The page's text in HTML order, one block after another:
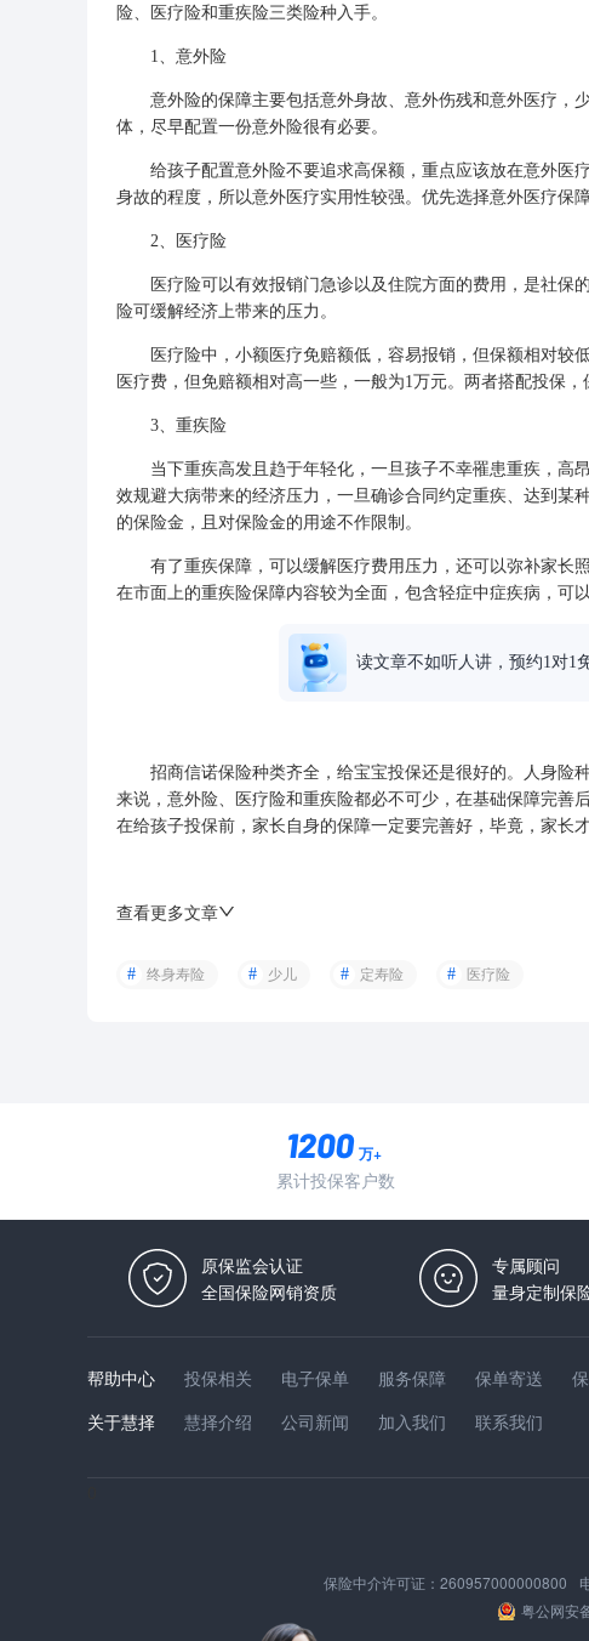
险、
医疗险和重疾险三类险种入手。
1、意外险
意外险的保障主要包括意外身故、意外伤残和意外医疗，
体，尽早配置一份意外险很有必要。
给孩子配置意外险不要追求高保额，重点应该放在意外医
身故的程度，所以意外医疗实用性较强。优先选择意外医疗保
2、医疗险
医疗险可以有效报销门急诊以及住院方面的费用，是社保
险可缓解经济上带来的压力。
医疗险中，小额医疗免赔额低，容易报销，但保额相对较
医疗费，但免赔额相对高一些，一般为1万元。两者搭配投保，
3、重疾险
当下重疾高发且趋于年轻化，一旦孩子不幸罹患重疾，高
效规避大病带来的经济压力，一旦确诊合同约定重疾、达到某
的保险金，且对保险金的用途不作限制。
有了重疾保障，可以缓解医疗费用压力，还可以弥补家长
在市面上的重疾险保障内容较为全面，包含轻症中症疾病，可
读文章不如听人讲，预约1对1
招商信诺保险种类齐全，给宝宝投保还是很好的。 人身险
来说，意外险、医疗险和重疾险都必不可少，在基础保障完善
在给孩子投保前，家长自身的保障一定要完善好，毕竟，家长
查看更多文章
终身寿险 少儿 定寿险 医疗险
万+
累计投保客户数
原保监会认证
全国保险网销资质
专属顾问
量身定制保
帮助中心 投保相关 电子保单 服务保障 保单寄送
关于慧择
慧择介绍 公司新闻 加入我们 联系我们
保险中介许可证： 260957000000800
粤公网安